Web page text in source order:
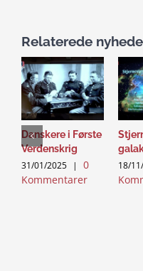
Relaterede
Danskere i Første
Verdenskrig
31/01/2025 |
0
Kommentarer
18/